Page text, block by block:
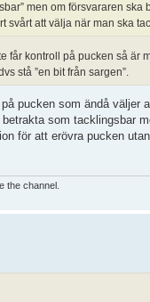
men om försvararen
svårt att välja när man ska
får kontroll på pucken så är
stå ”en bit från sargen”.
pucken som ändå väljer
som tacklingsbar
för att erövra pucken
the channel.